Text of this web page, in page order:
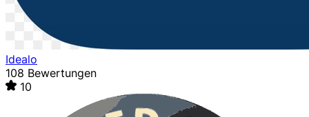
Idealo
108 Bewertungen
10